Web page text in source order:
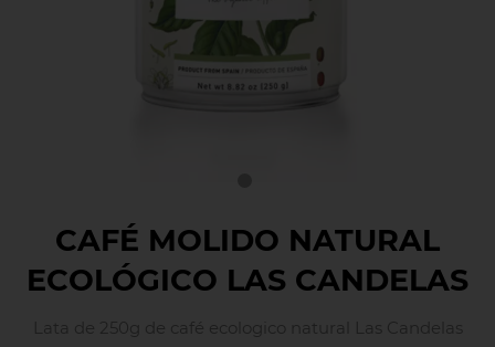
CAFÉ MOLIDO NATURAL
ECOLÓGICO LAS CANDELAS
Lata de 250g de café ecologico natural Las Candelas